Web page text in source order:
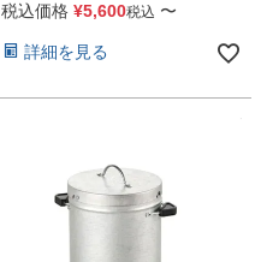
税込価格 ¥5,600税込 〜
詳細を見る